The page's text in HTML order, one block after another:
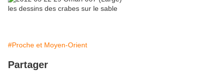
les dessins des crabes sur le sable
#Proche et Moyen-Orient
Partager